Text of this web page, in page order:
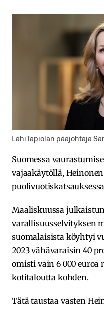
LähiTapiolan pääjohtaja
Suomessa
vajaakäytöllä,
Maaliskuussa
varallisuusselvityksen
suomalaisista köyhtyi
2023 vähävaraisin 40
omisti vain 6 000
kotitaloutta kohden.
Tätä taustaa vasten